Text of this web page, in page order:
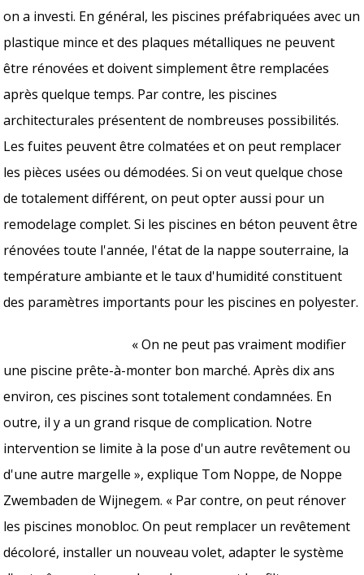
on a investi. En général, les piscines préfabriquées avec un
plastique mince et des plaques métalliques ne peuvent
être rénovées et doivent simplement être remplacées
après quelque temps. Par contre, les piscines
architecturales présentent de nombreuses possibilités.
Les fuites peuvent être colmatées et on peut remplacer
les pièces usées ou démodées. Si on veut quelque chose
de totalement différent, on peut opter aussi pour un
remodelage complet. Si les piscines en béton peuvent être
rénovées toute l'année, l'état de la nappe souterraine, la
température ambiante et le taux d'humidité constituent
des paramètres importants pour les piscines en polyester.
« On ne peut pas vraiment modifier
une piscine prête-à-monter bon marché. Après dix ans
environ, ces piscines sont totalement condamnées. En
outre, il y a un grand risque de complication. Notre
intervention se limite à la pose d'un autre revêtement ou
d'une autre margelle », explique Tom Noppe, de Noppe
Zwembaden de Wijnegem. « Par contre, on peut rénover
les piscines monobloc. On peut remplacer un revêtement
décoloré, installer un nouveau volet, adapter le système